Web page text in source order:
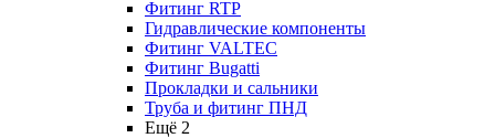
Фитинг RTP
Гидравлические компоненты
Фитинг VALTEC
Фитинг Bugatti
Прокладки и сальники
Труба и фитинг ПНД
Ещё 2